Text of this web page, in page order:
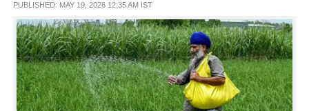
LIFESTYLE
SPIRITUAL
INFO+
PUBLISHED: MAY 19, 2026 12:35 AM IST